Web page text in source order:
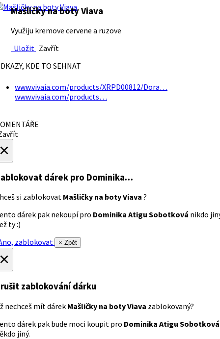
Mašličky na boty Viava
Využiju kremove cervene a ruzove
Uložit Zavřít
KDE TO SEHNAT
www.vivaia.com/products/XRPD00812/Dora…
www.vivaia.com/products…
dárek pro Dominika…
si zablokovat Mašličky na boty Viava ?
dárek pak nekoupí pro Dominika Atigu Sobotková nikdo
ty :)
zablokovat
× Zpět
zablokování dárku
nechceš mít dárek Mašličky na boty Viava zablokovaný?
dárek pak bude moci koupit pro Dominika Atigu Sobotková
jiný.